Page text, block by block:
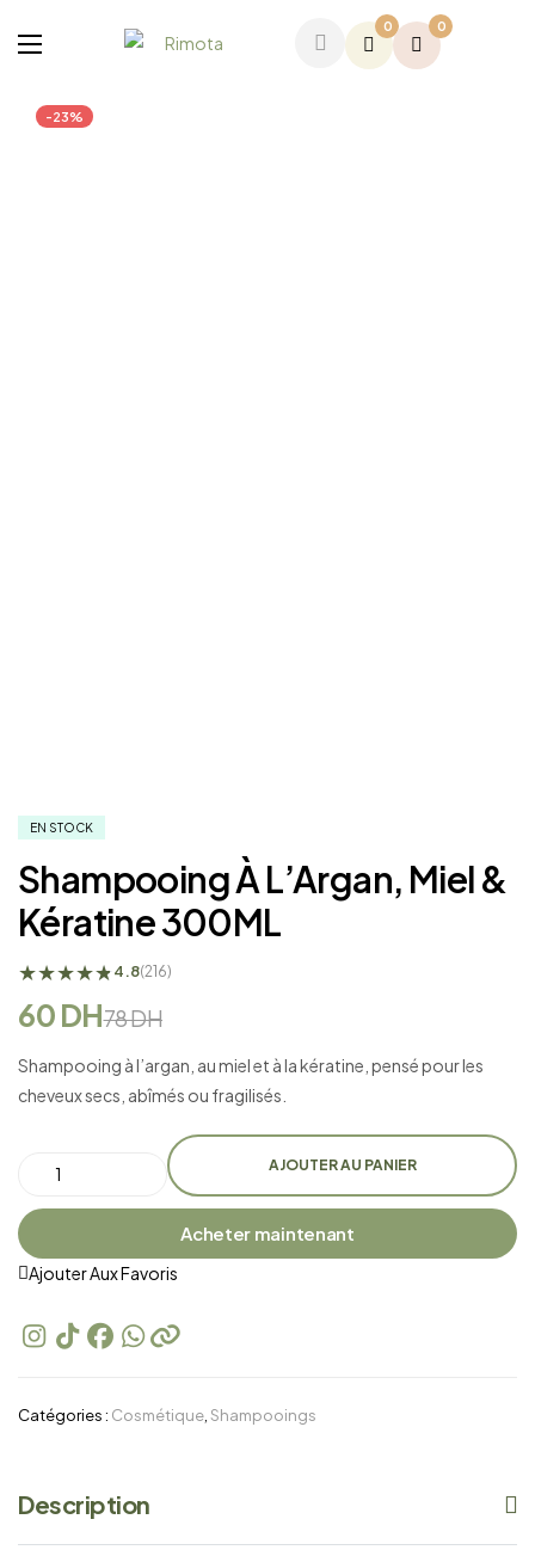
0 0
-23%
EN STOCK
Shampooing À L’Argan, Miel &
Kératine 300ML
★★★★★
★4.8(216)
78DH
60DH
Shampooing à l’argan, au miel et à la kératine, pensé pour les
cheveux secs, abîmés ou fragilisés.
AJOUTER AU PANIER
Acheter maintenant
Ajouter Aux Favoris
Catégories : Cosmétique Shampooings
Description